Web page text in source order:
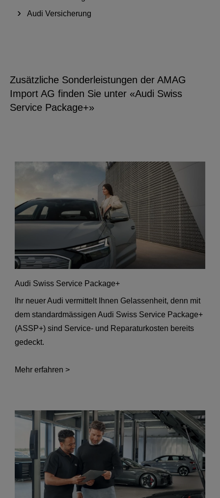
Audi Versicherung
Zusätzliche Sonderleistungen der AMAG
Import AG finden Sie unter «Audi Swiss
Service Package+»
Audi Swiss Service Package+
Ihr neuer Audi vermittelt Ihnen Gelassenheit, denn mit
dem standardmässigen Audi Swiss Service Package+
(ASSP+) sind Service- und Reparaturkosten bereits
gedeckt.
Mehr erfahren >